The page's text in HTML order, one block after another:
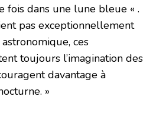
fois dans une lune bleue « .
pas exceptionnellement
ces
toujours l’imagination des
davantage à
»